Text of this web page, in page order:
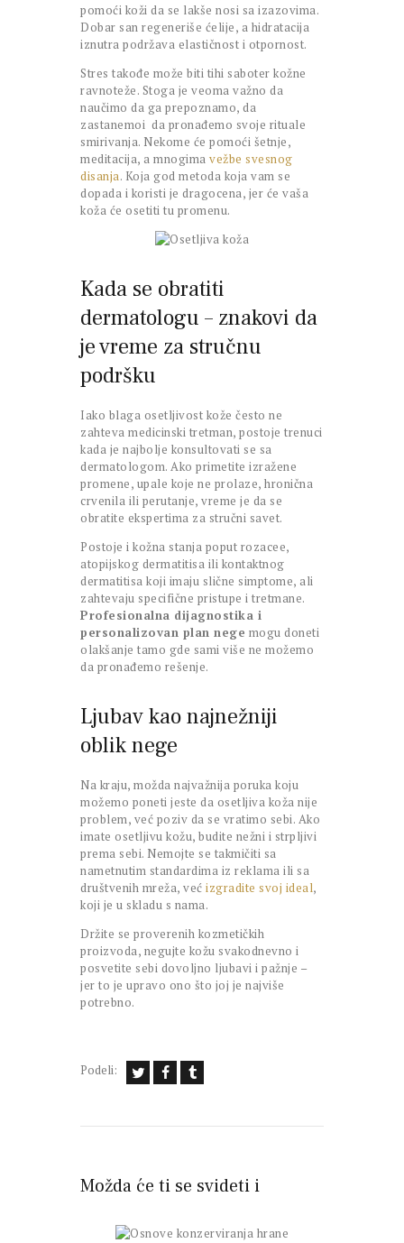
pomoći koži da se lakše nosi sa izazovima.
Dobar san regeneriše ćelije, a hidratacija
iznutra podržava elastičnost i otpornost.
Stres takođe može biti tihi saboter kožne
ravnoteže. Stoga je veoma važno da
naučimo da ga prepoznamo, da
zastanemoi da pronađemo svoje rituale
smirivanja. Nekome će pomoći šetnje,
meditacija, a mnogima vežbe svesnog
disanja. Koja god metoda koja vam se
dopada i koristi je dragocena, jer će vaša
koža će osetiti tu promenu.
Kada se obratiti
dermatologu – znakovi da
je vreme za stručnu
podršku
Iako blaga osetljivost kože često ne
zahteva medicinski tretman, postoje trenuci
kada je najbolje konsultovati se sa
dermatologom. Ako primetite izražene
promene, upale koje ne prolaze, hronična
crvenila ili perutanje, vreme je da se
obratite ekspertima za stručni savet.
Postoje i kožna stanja poput rozacee,
atopijskog dermatitisa ili kontaktnog
dermatitisa koji imaju slične simptome, ali
zahtevaju specifične pristupe i tretmane.
Profesionalna dijagnostika i
personalizovan plan nege mogu doneti
olakšanje tamo gde sami više ne možemo
da pronađemo rešenje.
Ljubav kao najnežniji
oblik nege
Na kraju, možda najvažnija poruka koju
možemo poneti jeste da osetljiva koža nije
problem, već poziv da se vratimo sebi. Ako
imate osetljivu kožu, budite nežni i strpljivi
prema sebi. Nemojte se takmičiti sa
nametnutim standardima iz reklama ili sa
društvenih mreža, već izgradite svoj ideal,
koji je u skladu s nama.
Držite se proverenih kozmetičkih
proizvoda, negujte kožu svakodnevno i
posvetite sebi dovoljno ljubavi i pažnje –
jer to je upravo ono što joj je najviše
potrebno.
Podeli:
Možda će ti se svideti i